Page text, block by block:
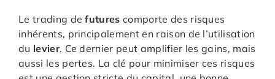
Le trading defutures comporte des risques
inhérents, principalement en raison de l’utilisation
du levier. Ce dernier peut amplifier les gains, mais
aussi les pertes. La clé pour minimiser ces risques